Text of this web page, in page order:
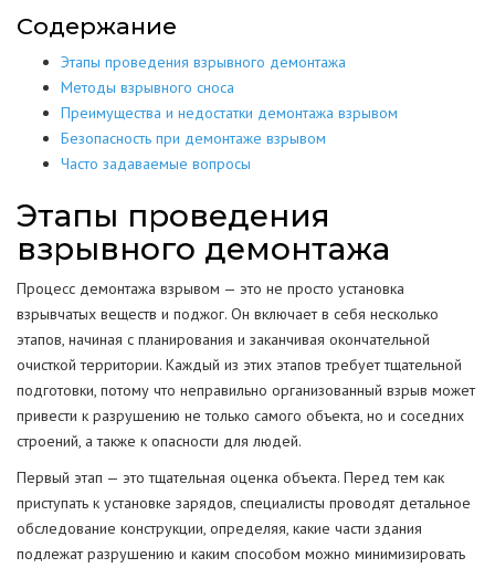
Содержание
Этапы проведения взрывного демонтажа
Методы взрывного сноса
Преимущества и недостатки демонтажа взрывом
Безопасность при демонтаже взрывом
Часто задаваемые вопросы
Этапы проведения
взрывного демонтажа
Процесс демонтажа взрывом — это не просто установка
взрывчатых веществ и поджог. Он включает в себя несколько
этапов, начиная с планирования и заканчивая окончательной
очисткой территории. Каждый из этих этапов требует тщательной
подготовки, потому что неправильно организованный взрыв может
привести к разрушению не только самого объекта, но и соседних
строений, а также к опасности для людей.
Первый этап — это тщательная оценка объекта. Перед тем как
приступать к установке зарядов, специалисты проводят детальное
обследование конструкции, определяя, какие части здания
подлежат разрушению и каким способом можно минимизировать